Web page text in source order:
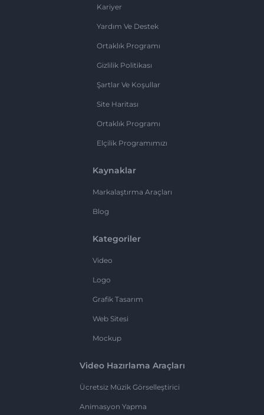
Kariyer
Yardım Ve Destek
Ortaklık Programı
Gizlilik Politikası
Şartlar Ve Koşullar
Site Haritası
Ortaklık Programı
Elçilik Programımızı
Kaynaklar
Markalaştırma Araçları
Blog
Kategoriler
Video
Logo
Grafik Tasarım
Web Sitesi
Mockup
Video Hazırlama Araçları
Ücretsiz Müzik Görselleştirici
Animasyon Yapma